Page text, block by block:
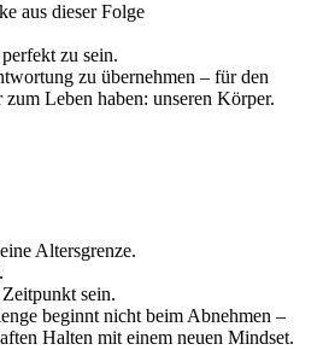
aus dieser Folge
zu sein.
zu übernehmen – für den
Leben haben: unseren Körper.
Altersgrenze.
sein.
beginnt nicht beim Abnehmen –
Halten mit einem neuen Mindset.